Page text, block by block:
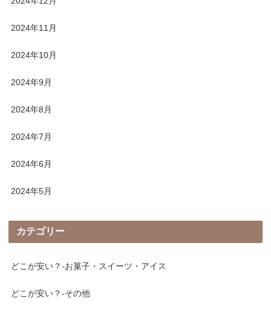
2024年11月
2024年10月
2024年9月
2024年8月
2024年7月
2024年6月
2024年5月
カテゴリー
どこが安い？-お菓子・スイーツ・アイス
どこが安い？-その他